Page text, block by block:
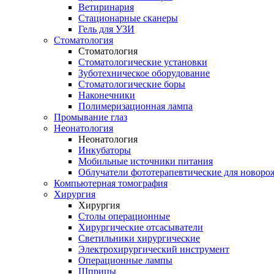
Ветиринария
Стационарные сканеры
Гель для УЗИ
Стоматология
Стоматология
Стоматологические установки
Зуботехническое оборудование
Стоматологические боры
Наконечники
Полимеризационная лампа
Промывание глаз
Неонатология
Неонатология
Инкубаторы
Мобильные источники питания
Облучатели фототерапевтические для
Компьютерная томография
Хирургия
Хирургия
Столы операционные
Хирургические отсасыватели
Светильники хирургические
Электрохирургический инструмент
Операционные лампы
Шприцы